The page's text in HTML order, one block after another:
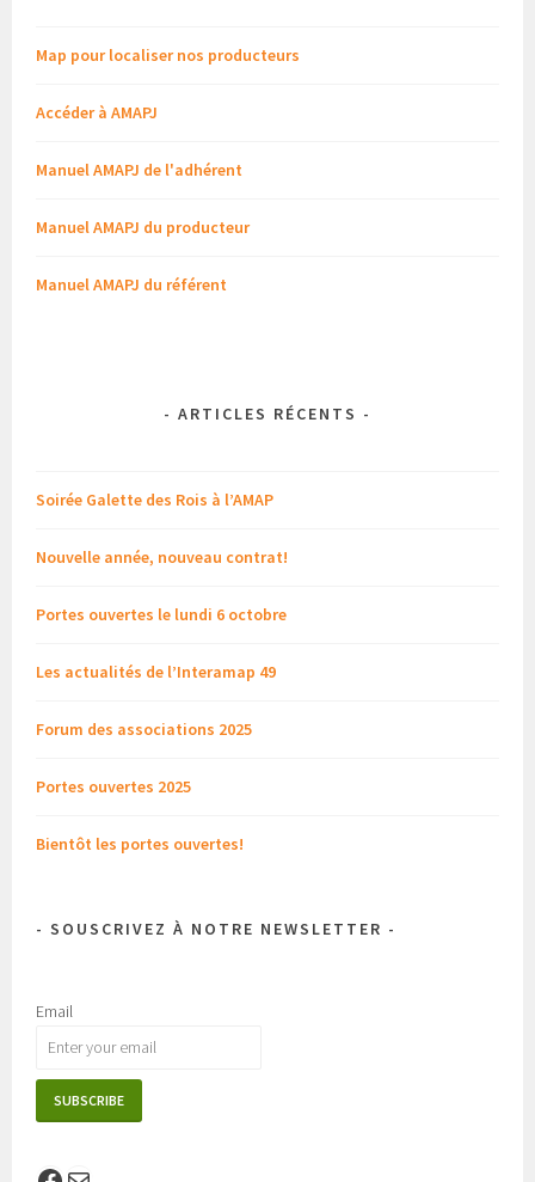
Map pour localiser nos producteurs
Accéder à AMAPJ
Manuel AMAPJ de l'adhérent
Manuel AMAPJ du producteur
Manuel AMAPJ du référent
- ARTICLES RÉCENTS -
Soirée Galette des Rois à l’AMAP
Nouvelle année, nouveau contrat!
Portes ouvertes le lundi 6 octobre
Les actualités de l’Interamap 49
Forum des associations 2025
Portes ouvertes 2025
Bientôt les portes ouvertes!
- SOUSCRIVEZ À NOTRE NEWSLETTER -
Email